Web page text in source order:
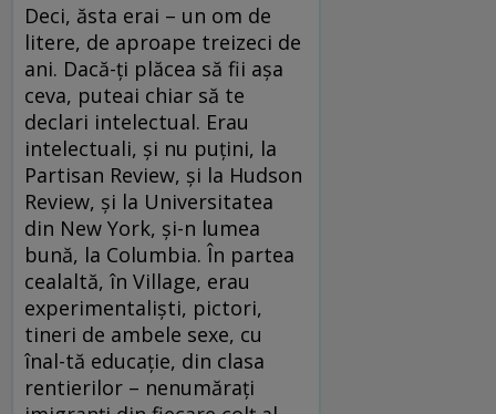
Deci, ăsta erai – un om de
litere, de aproape treizeci de
ani. Dacă-ți plăcea să fii așa
ceva, puteai chiar să te
declari intelectual. Erau
intelectuali, și nu puțini, la
Partisan Review, și la Hudson
Review, și la Universitatea
din New York, și-n lumea
bună, la Columbia. În partea
cealaltă, în Village, erau
experimentaliști, pictori,
tineri de ambele sexe, cu
înal-tă educație, din clasa
rentierilor – nenumărați